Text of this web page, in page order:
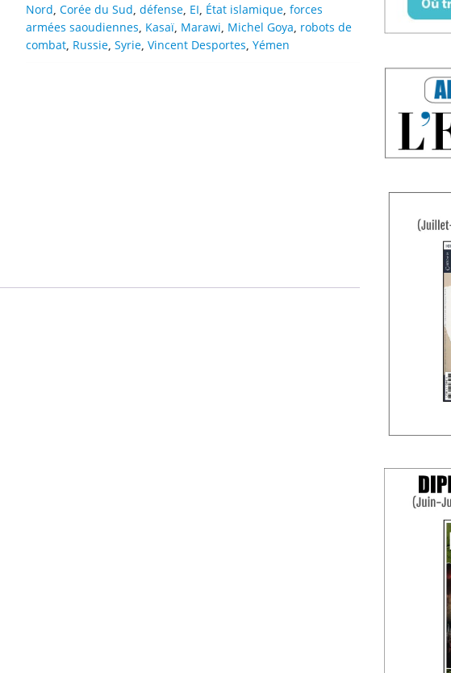
Nord,Corée du Sud,défense, EI, État islamique,forces
armées saoudiennes, Kasaï, Marawi, Michel Goya, robots de
combat, Russie,Syrie,Vincent Desportes,Yémen